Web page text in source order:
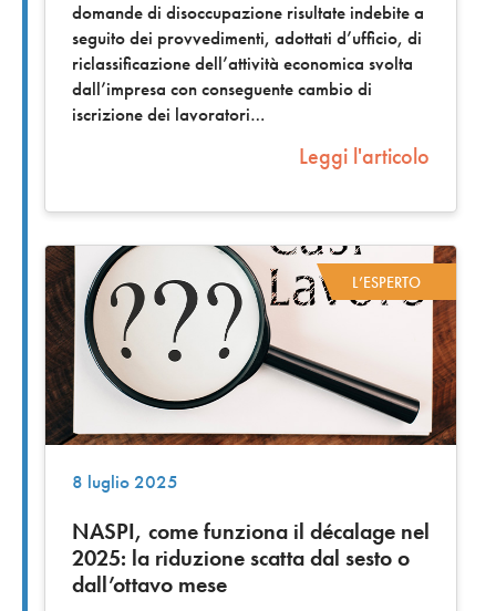
domande di disoccupazione risultate indebite a
seguito dei provvedimenti, adottati d’ufficio, di
riclassificazione dell’attività economica svolta
dall’impresa con conseguente cambio di
iscrizione dei lavoratori
Leggi l'articolo
L’ESPERTO
8 luglio 2025
NASPI, come funziona il décalage nel
2025: la riduzione scatta dal sesto o
dall’ottavo mese